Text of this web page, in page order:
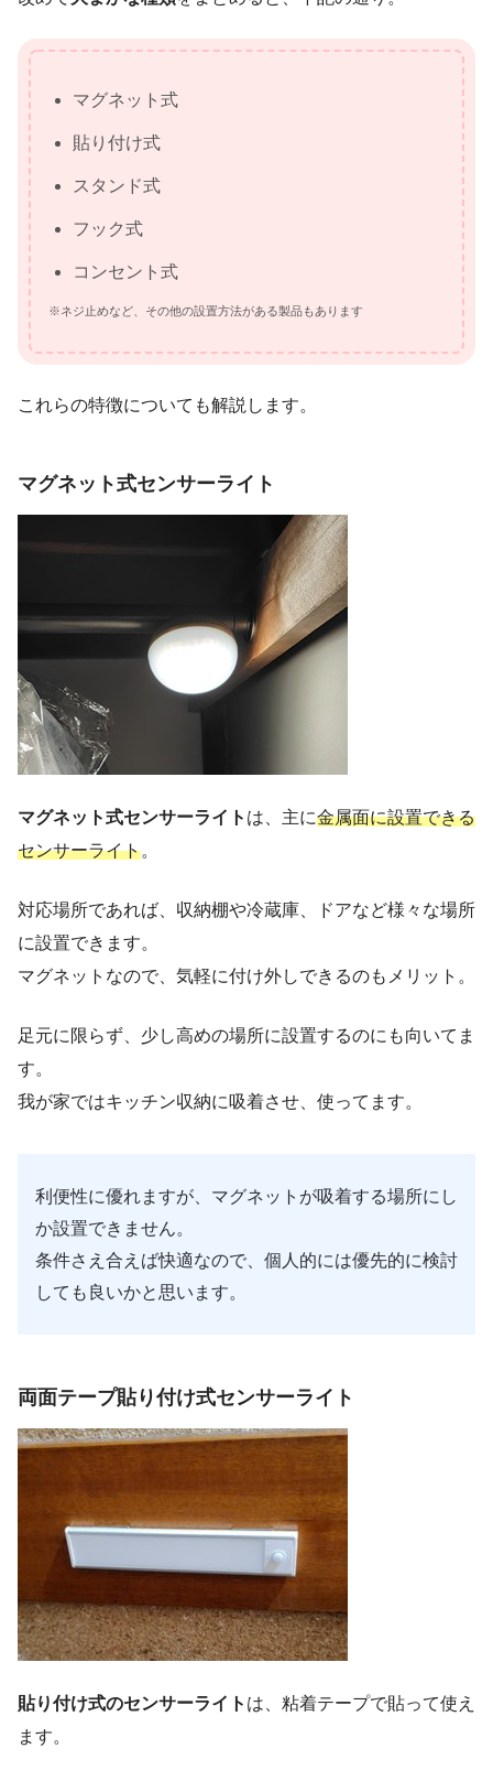
マグネット式
貼り付け式
スタンド式
フック式
コンセント式
※ネジ止めなど、その他の設置方法がある製品もあります
これらの特徴についても解説します。
マグネット式センサーライト
マグネット式センサーライト は、主に金属面に設置できる
センサーライト。
対応場所であれば、収納棚や冷蔵庫、ドアなど様々な場所
に設置できます。
マグネットなので、気軽に付け外しできるのもメリット。
足元に限らず、少し高めの場所に設置するのにも向いてま
す。
我が家ではキッチン収納に吸着させ、使ってます。
利便性に優れますが、マグネットが吸着する場所にし
か設置できません。
条件さえ合えば快適なので、個人的には優先的に検討
しても良いかと思います。
両面テープ貼り付け式センサーライト
貼り付け式のセンサーライト は、粘着テープで貼って使え
ます。